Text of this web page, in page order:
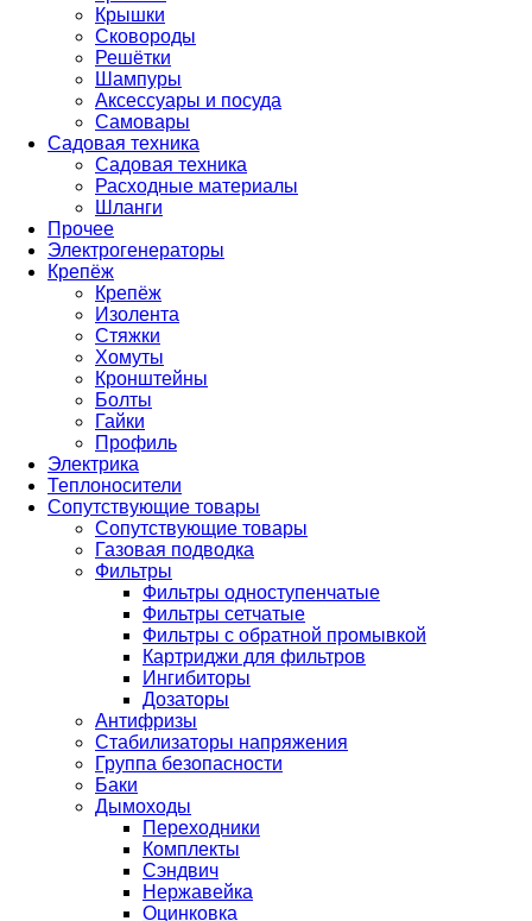
Крышки
Сковороды
Решётки
Шампуры
Аксессуары и посуда
Самовары
Садовая техника
Садовая техника
Расходные материалы
Шланги
Прочее
Электрогенераторы
Крепёж
Крепёж
Изолента
Стяжки
Хомуты
Кронштейны
Болты
Гайки
Профиль
Электрика
Теплоносители
Сопутствующие товары
Сопутствующие товары
Газовая подводка
Фильтры
Фильтры одноступенчатые
Фильтры сетчатые
Фильтры с обратной промывкой
Картриджи для фильтров
Ингибиторы
Дозаторы
Антифризы
Стабилизаторы напряжения
Группа безопасности
Баки
Дымоходы
Переходники
Комплекты
Сэндвич
Нержавейка
Оцинковка